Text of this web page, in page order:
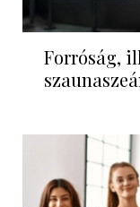
Forróság,